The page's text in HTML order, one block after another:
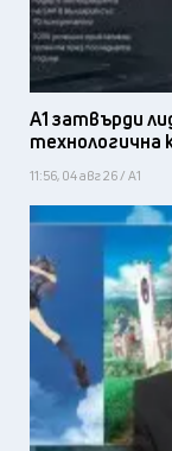
А1 затвърди
технологична
11:56, 04 авг 26 / А1